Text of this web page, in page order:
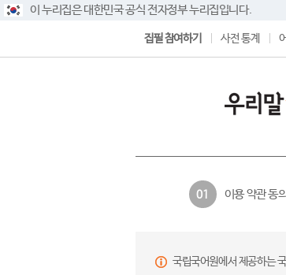
이 누리집은 대한민국 공식 전자정부 누리집입니다.
집필 참여하기 사전 통계
01 이용 약관 동의
국립국어원에서 제공하는